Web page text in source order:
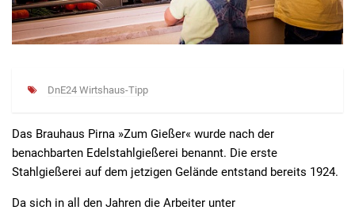
DnE24 Wirtshaus-Tipp
Das Brauhaus Pirna »Zum Gießer« wurde nach der
benachbarten Edelstahlgießerei benannt. Die erste
Stahlgießerei auf dem jetzigen Gelände entstand bereits 1924.
Da sich in all den Jahren die Arbeiter unter